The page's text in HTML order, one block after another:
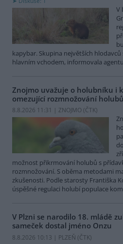
V
kapybar. Skupina největších
hlavním vchodem, informovala
Znojmo uvažuje o holubníku i
omezující rozmnožování holubů
8.8.2026 11:31 | ZNOJMO (ČTK)
možnost přikrmování holubů s
rozmnožování. S oběma metodami
zkušenosti. Podle starosty Františka
úspěšné regulaci holubí populace
V Plzni se narodilo 18. mládě
sameček dostal jméno Onzu
8.8.2026 10:13 | PLZEŇ (ČTK)